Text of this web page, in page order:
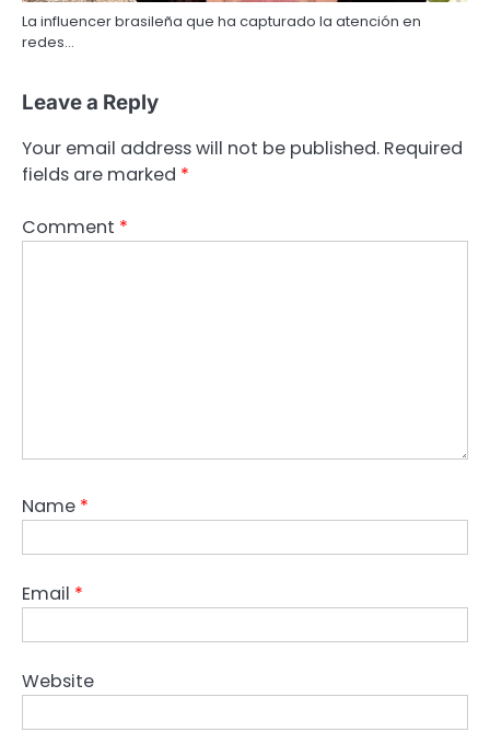
La influencer brasileña que ha capturado la atención en
redes…
Leave a Reply
Your email address will not be published. Required
fields are marked *
Comment *
Name *
Email *
Website